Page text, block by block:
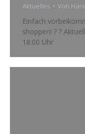
Aktuelles Von
Einfach
shoppen! ? ?
18:00 Uhr